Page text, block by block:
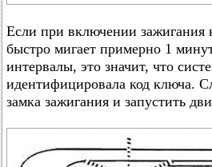
Если при включении зажигания
быстро мигает примерно 1
интервалы, это значит, что
идентифицировала код ключа.
замка зажигания и запустить